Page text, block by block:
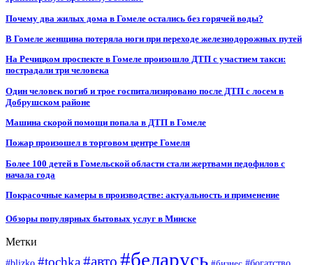
Почему два жилых дома в Гомеле остались без горячей воды?
В Гомеле женщина потеряла ноги при переходе железнодорожных путей
На Речицком проспекте в Гомеле произошло ДТП с участием такси:
пострадали три человека
Один человек погиб и трое госпитализировано после ДТП с лосем в
Добрушском районе
Машина скорой помощи попала в ДТП в Гомеле
Пожар произошел в торговом центре Гомеля
Более 100 детей в Гомельской области стали жертвами педофилов с
начала года
Покрасочные камеры в производстве: актуальность и применение
Обзоры популярных бытовых услуг в Минске
Метки
#tochka#авто #беларусь